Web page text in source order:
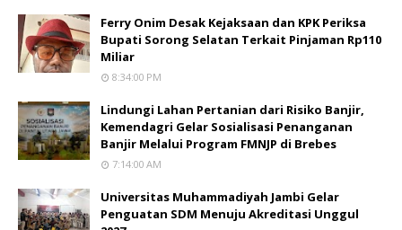
Ferry Onim Desak Kejaksaan dan KPK Periksa
Bupati Sorong Selatan Terkait Pinjaman Rp110
Miliar
8:34:00 PM
Lindungi Lahan Pertanian dari Risiko Banjir,
Kemendagri Gelar Sosialisasi Penanganan
Banjir Melalui Program FMNJP di Brebes
7:14:00 AM
Universitas Muhammadiyah Jambi Gelar
Penguatan SDM Menuju Akreditasi Unggul